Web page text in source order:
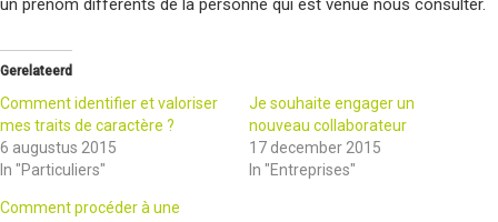
Gerelateerd
Comment identifier et valoriser
mes traits de caractère ?
6 augustus 2015
In "Particuliers"
Je souhaite engager un
nouveau collaborateur
17 december 2015
In "Entreprises"
Comment procéder à une